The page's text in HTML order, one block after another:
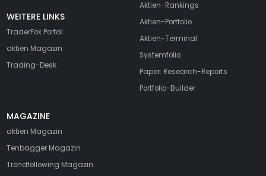
WEITERE LINKS
TraderFox Portal
aktien Magazin
Trading-Desk
Aktien-Rankings
Aktien-Portfolio
Aktien-Terminal
Systemfolio
Paper: Research-Reports
Portfolio-Builder
MAGAZINE
aktien Magazin
Tenbagger Magazin
Trendfollowing Magazin